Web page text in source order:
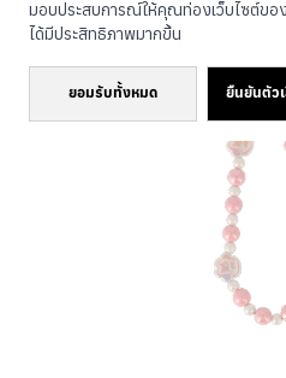
มอบประสบการณ์ให้คุณท่องเว็บไซต์ของ
ได้มีประสิทธิภาพมากขึ้น
ยอมรับทั้งหมด ยืนยันตัว